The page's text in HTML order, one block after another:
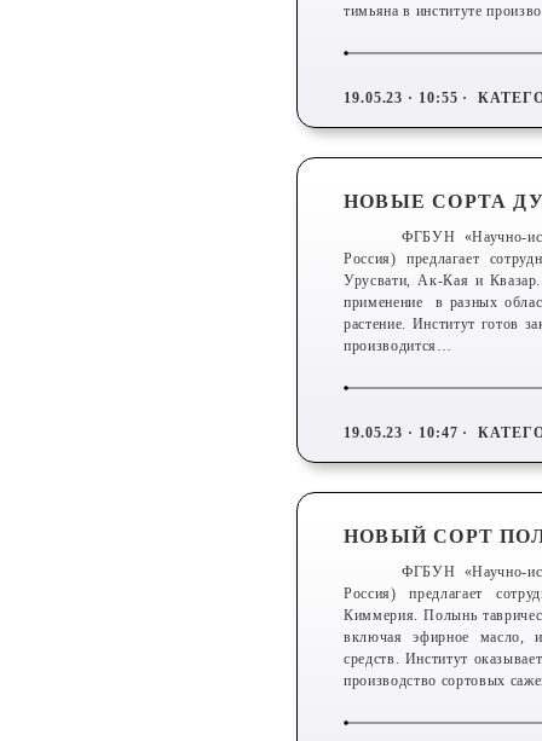
тимьяна в институте
19.05.23 · 10:55 ·
НОВЫЕ СОРТА
ФГБУН «Научно-
Россия) предлагает
Урусвати, Ак-Кая и
применение в разных
растение. Институт готов
производится…
19.05.23 · 10:47 ·
НОВЫЙ СОРТ
ФГБУН «Научно-
Россия) предлагает
Киммерия. Полынь
включая эфирное масло,
средств. Институт
производство сортовых